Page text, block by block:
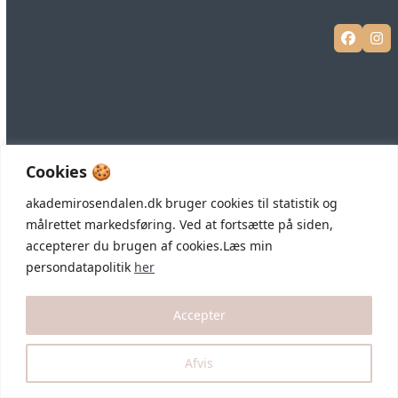
Cookies 🍪
akademirosendalen.dk bruger cookies til statistik og
målrettet markedsføring. Ved at fortsætte på siden,
accepterer du brugen af cookies.Læs min
persondatapolitik her
Afvis
Accepter